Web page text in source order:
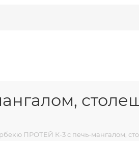
ПРОТЕЙ К-3 с печь-мангалом,